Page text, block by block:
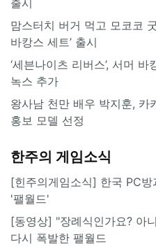
맘스터치 버거 먹고 모코코
바캉스 세트’ 출시
‘세븐나이츠 리버스’, 서머
녹스 추가
왕사남 천만 배우 박지훈, 카
홍보 모델 선정
한주의 게임소식
[힌주의게임소식] 한국 PC
'팰월드'
[동영상] "장례식인가요? 아
다시 폭발한 팰월드